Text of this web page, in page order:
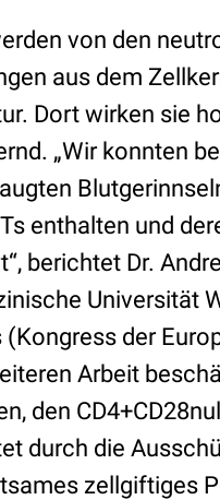
von den
aus dem
Dort wirken sie
„Wir konnten
enthalten und
berichtet Dr.
Universität
der
Arbeit
den
durch die
zellgiftiges